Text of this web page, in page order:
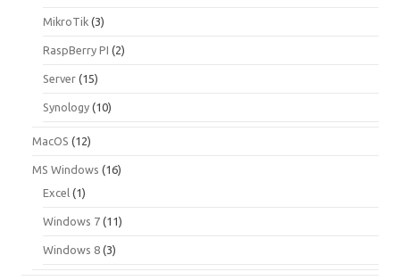
MikroTik (3)
RaspBerry PI (2)
Server (15)
Synology (10)
MacOS (12)
MS Windows (16)
Excel (1)
Windows 7 (11)
Windows 8 (3)